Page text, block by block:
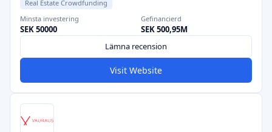
Real Estate Crowdfunding
Minsta investering
SEK 50000
Gefinancierd
SEK 500,95M
Lämna recension
Visit Website